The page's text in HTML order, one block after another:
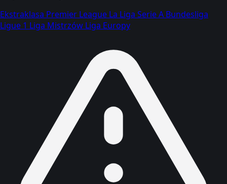
Ekstraklasa Premier League La Liga Serie A Bundesliga
Ligue 1 Liga Mistrzów Liga Europy